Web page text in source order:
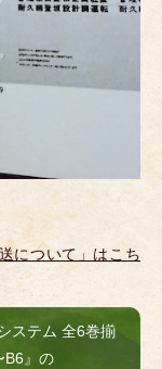
について」はこち
ステム 全6巻揃
B6』の